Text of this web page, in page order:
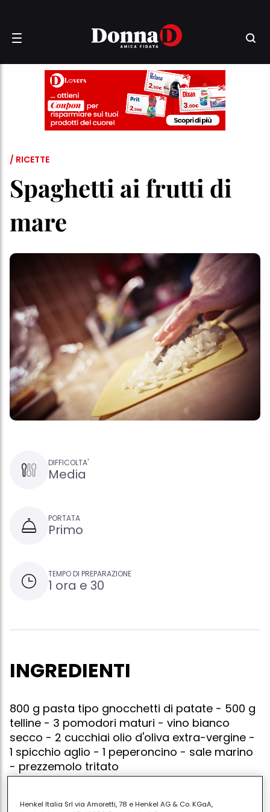
/ RICETTE
Spaghetti ai frutti di
mare
DIFFICOLTA'
Media
PORTATA
Primo
TEMPO DI PREPARAZIONE
1 ora e 30
INGREDIENTI
800 g pasta tipo gnocchetti di patate - 500 g
telline - 3 pomodori maturi - vino bianco
secco - 2 cucchiai olio d'oliva extra-vergine -
1 spicchio aglio - 1 peperoncino - sale marino
- prezzemolo tritato
Henkel Italia Srl via Amoretti, 78 e Henkel AG & Co. KGaA,